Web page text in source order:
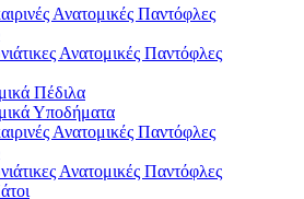
Ανατομικές Παντόφλες
Ανατομικές Παντόφλες
Πέδιλα
Υποδήματα
Ανατομικές Παντόφλες
Ανατομικές Παντόφλες